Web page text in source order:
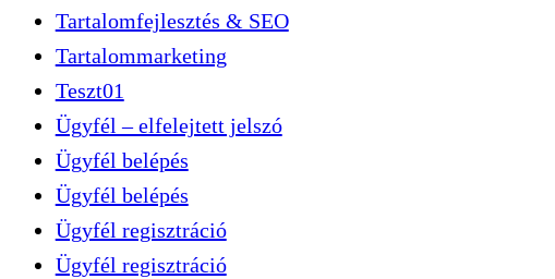
Tartalomfejlesztés & SEO
Tartalommarketing
Teszt01
Ügyfél – elfelejtett jelszó
Ügyfél belépés
Ügyfél belépés
Ügyfél regisztráció
Ügyfél regisztráció